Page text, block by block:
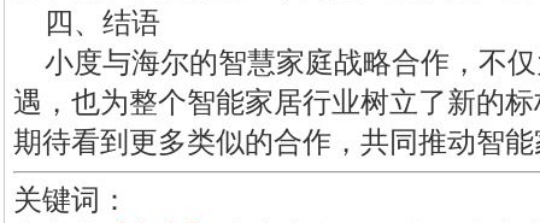
四、结语
小度与海尔的智慧家庭战略合作，不
遇，也为整个智能家居行业树立了新的
期待看到更多类似的合作，共同推动智
关键词：